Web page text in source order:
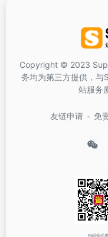
Copyright © 2023
务均为第三方提供，与
站服务
友链申请 免
扫码领优惠